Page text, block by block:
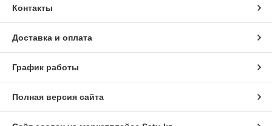
Контакты
Доставка и оплата
График работы
Полная версия сайта